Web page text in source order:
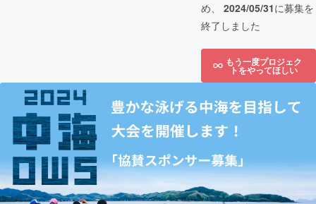
め、 2024/05/31に募集を
終了しました
もう一度プロジェク
トをやってほしい